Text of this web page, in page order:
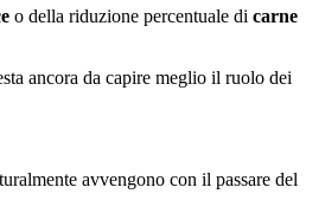
o della riduzione percentuale di carne
ancora da capire meglio il ruolo dei
avvengono con il passare del